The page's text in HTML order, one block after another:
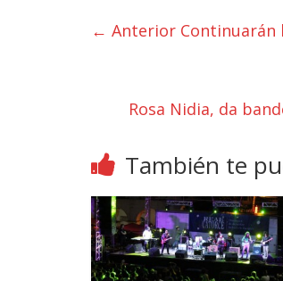
← Anterior Continuarán
Rosa Nidia, da
También te